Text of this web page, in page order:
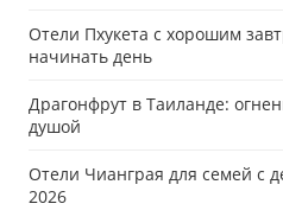
Отели Пхукета с хорошим
начинать день
Драгонфрут в Таиланде:
душой
Отели Чианграя для семей с
2026